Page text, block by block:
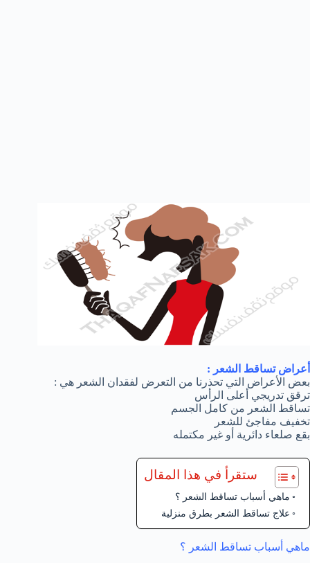
أعراض تساقط الشعر :
بعض الأعراض التي تحذرنا من التعرض لفقدان الشعر هي :
ترقق تدريجي أعلى الرأس
تساقط الشعر من كامل الجسم
تخفيف مفاجئ للشعر
بقع صلعاء دائرية أو غير مكتمله
ستقرأ في هذا المقال
ماهي أسباب تساقط الشعر ؟
علاج تساقط الشعر بطرق منزلية
ماهي أسباب تساقط الشعر ؟